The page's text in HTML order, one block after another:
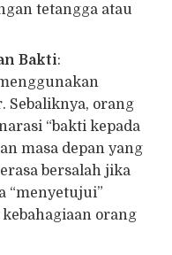
tetangga atau
Bakti:
Sebaliknya, orang
“bakti kepada
masa depan yang
bersalah jika
“menyetujui”
orang